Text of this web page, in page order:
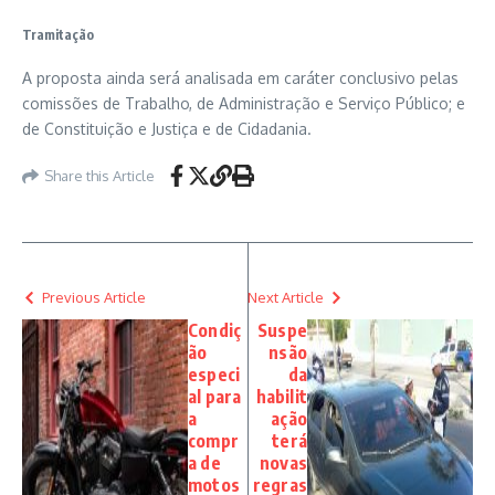
Tramitação
A proposta ainda será analisada em caráter conclusivo pelas
comissões de Trabalho, de Administração e Serviço Público; e
de Constituição e Justiça e de Cidadania.
Share this Article
Previous Article
Condiç
ão
especi
al para
a
compr
a de
motos
Next Article
Suspe
nsão
da
habilit
ação
terá
novas
regras